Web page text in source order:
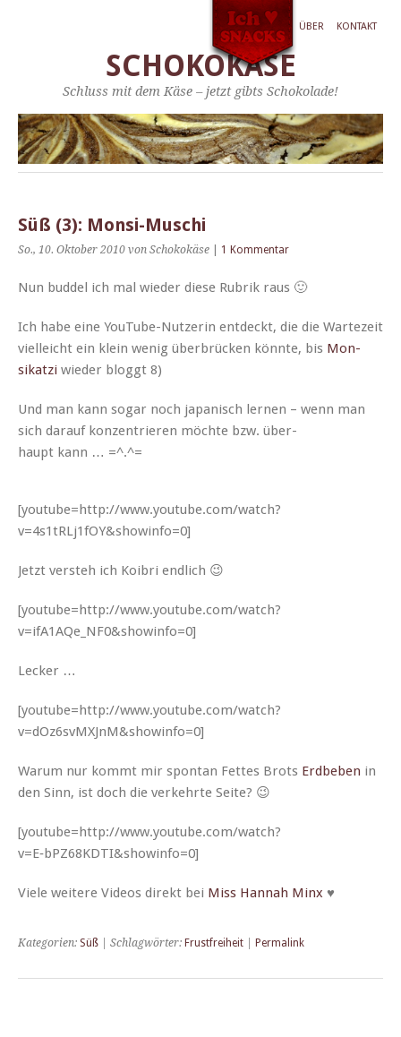
ÜBER KONTAKT
SCHOKOKÄSE
Schluss mit dem Käse – jetzt gibts Schokolade!
Süß (3): Monsi-Muschi
So., 10. Oktober 2010 von Schokokäse 1 Kommentar
Nun bud­del ich mal wieder diese Rubrik raus 🙂
Ich habe eine YouTube-Nutzerin ent­deckt, die die Wartezeit
vielle­icht ein klein wenig über­brück­en kön­nte, bis Mon­
sikatzi wieder blog­gt 8)
Und man kann sog­ar noch japanisch ler­nen – wenn man
sich darauf konzen­tri­eren möchte bzw. über­
haupt kann … =^.^=
[youtube=http://www.youtube.com/watch?
v=4s1tRLj1fOY&showinfo=0]
Jet­zt ver­steh ich Koib­ri endlich 😉
[youtube=http://www.youtube.com/watch?
v=ifA1AQe_NF0&showinfo=0]
Leck­er …
[youtube=http://www.youtube.com/watch?
v=dOz6svMXJnM&showinfo=0]
Warum nur kommt mir spon­tan Fettes Brots Erd­beben in
den Sinn, ist doch die verkehrte Seite? 😉
[youtube=http://www.youtube.com/watch?
v=E‑bPZ68KDTI&showinfo=0]
Viele weit­ere Videos direkt bei Miss Han­nah Minx ♥
Kategorien: Süß | Schlagwörter: Frustfreiheit Permalink